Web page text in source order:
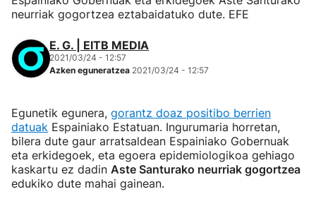
neurriak gogortzea eztabaidatuko dute. EFE
E. G. | EITB MEDIA
2021/03/24 - 12:57
Azken eguneratzea 2021/03/24 - 12:57
Egunetik egunera, gorantz doaz positibo berrien
datuak Espainiako Estatuan. Ingurumaria horretan,
bilera dute gaur arratsaldean Espainiako Gobernuak
eta erkidegoek, eta egoera epidemiologikoa gehiago
kaskartu ez dadin Aste Santurako neurriak gogortzea
edukiko dute mahai gainean.